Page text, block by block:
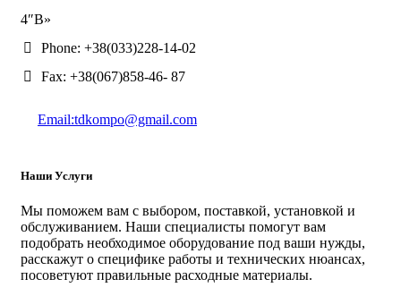
4″В»
Phone: +38(033)228-14-02
Fax: +38(067)858-46- 87
Email:tdkompo@gmail.com
Наши Услуги
Мы поможем вам с выбором, поставкой, установкой и
обслуживанием. Наши специалисты помогут вам
подобрать необходимое оборудование под ваши нужды,
расскажут о специфике работы и технических нюансах,
посоветуют правильные расходные материалы.